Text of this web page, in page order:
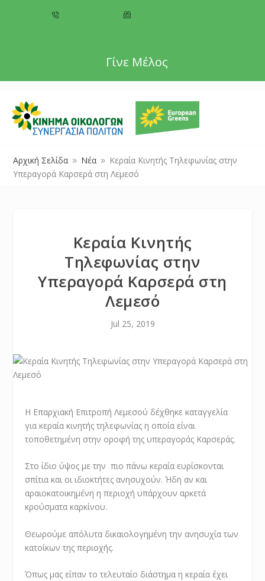
Γίνε Μέλος
Αρχική Σελίδα 9 Νέα 9
Κεραία Κινητής Τηλεφωνίας στην
Υπεραγορά Καρσερά στη Λεμεσό
Κεραία Κινητής
Τηλεφωνίας στην
Υπεραγορά Καρσερά στη
Λεμεσό
Jul 25, 2019
Η Επαρχιακή Επιτροπή Λεμεσού δέχθηκε καταγγελία
για κεραία κινητής τηλεφωνίας η οποία είναι
τοποθετημένη στην οροφή της υπεραγοράς Καρσεράς.
Στο ίδιο ύψος με την πιο πάνω κεραία ευρίσκονται
σπίτια και οι ιδιοκτήτες ανησυχούν. Ήδη αν και
αραιοκατοικημένη η περιοχή υπάρχουν αρκετά
κρούσματα καρκίνου.
Θεωρούμε απόλυτα δικαιολογημένη την ανησυχία των
κατοίκων της περιοχής.
Όπως μας είπαν το τελευταίο διάστημα η κεραία έχει